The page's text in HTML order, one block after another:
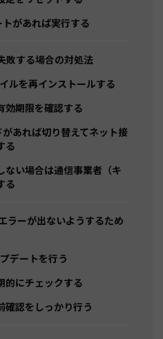
があれば実行する
敗する場合の対処法
ルを再インストールする
期限を確認する
あれば切り替えてネット接
る
い場合は通信事業者（キ
る
ラーが出ないようするため
デートを行う
的にチェックする
確認をしっかり行う